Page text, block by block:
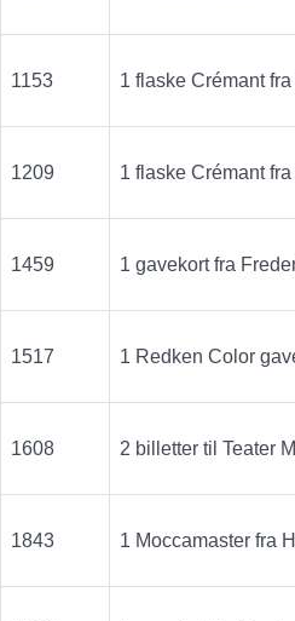
1153 1 flaske Crémant
1209 1 flaske Crémant
1459 1 gavekort fra
1517 1 Redken Color
1608 2 billetter til Teater
1843 1 Moccamaster fra